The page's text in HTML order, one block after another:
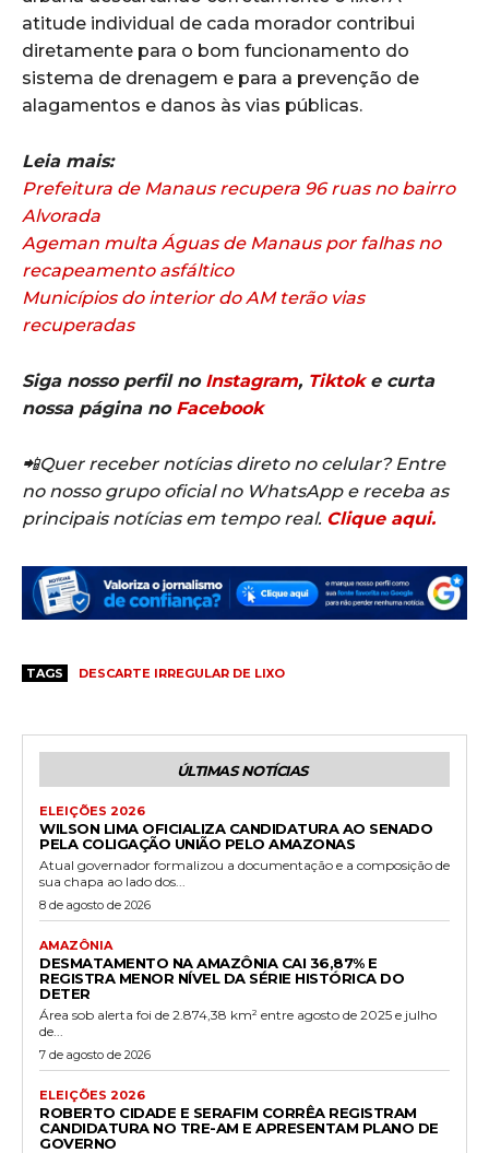
atitude individual de cada morador contribui
diretamente para o bom funcionamento do
sistema de drenagem e para a prevenção de
alagamentos e danos às vias públicas.
Leia mais:
Prefeitura de Manaus recupera 96 ruas no bairro
Alvorada
Ageman multa Águas de Manaus por falhas no
recapeamento asfáltico
Municípios do interior do AM terão vias
recuperadas
Siga nosso perfil no Instagram, Tiktoke curta
nossa página no Facebook
📲Quer receber notícias direto no celular? Entre
no nosso grupo oficial no WhatsApp e receba as
principais notícias em tempo real. Clique aqui.
TAGS DESCARTE IRREGULAR DE LIXO
ÚLTIMAS NOTÍCIAS
ELEIÇÕES 2026
WILSON LIMA OFICIALIZA CANDIDATURA AO SENADO
PELA COLIGAÇÃO UNIÃO PELO AMAZONAS
Atual governador formalizou a documentação e a composição de
sua chapa ao lado dos...
8 de agosto de 2026
AMAZÔNIA
DESMATAMENTO NA AMAZÔNIA CAI 36,87% E
REGISTRA MENOR NÍVEL DA SÉRIE HISTÓRICA DO
DETER
Área sob alerta foi de 2.874,38 km² entre agosto de 2025 e julho
de...
7 de agosto de 2026
ELEIÇÕES 2026
ROBERTO CIDADE E SERAFIM CORRÊA REGISTRAM
CANDIDATURA NO TRE-AM E APRESENTAM PLANO DE
GOVERNO